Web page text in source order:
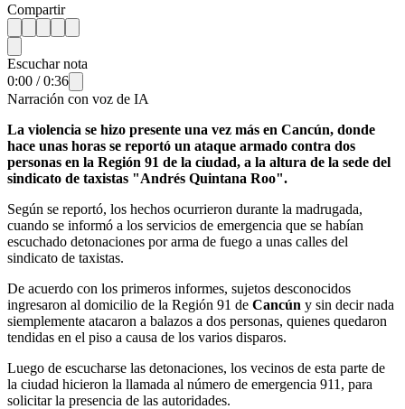
Compartir
Escuchar nota
0:00 /0:36
Narración con voz de IA
La violencia se hizo presente una vez más en Cancún, donde
hace unas horas se reportó un ataque armado contra dos
personas en la Región 91 de la ciudad, a la altura de la sede del
sindicato de taxistas "Andrés Quintana Roo".
Según se reportó, los hechos ocurrieron durante la madrugada,
cuando se informó a los servicios de emergencia que se habían
escuchado detonaciones por arma de fuego a unas calles del
sindicato de taxistas.
De acuerdo con los primeros informes, sujetos desconocidos
ingresaron al domicilio de la Región 91 de Cancún y sin decir nada
siemplemente atacaron a balazos a dos personas, quienes quedaron
tendidas en el piso a causa de los varios disparos.
Luego de escucharse las detonaciones, los vecinos de esta parte de
la ciudad hicieron la llamada al número de emergencia 911, para
solicitar la presencia de las autoridades.